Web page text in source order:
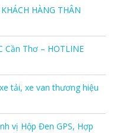
HÀNG THÂN
Cần Thơ – HOTLINE
tải, xe van thương hiệu
vị Hộp Đen GPS, Hợp